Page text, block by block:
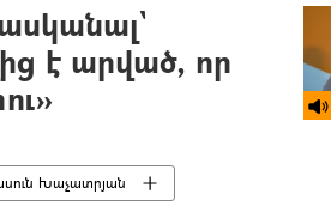
է արված, որ
Խաչատրյան